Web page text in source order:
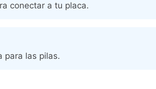
conectar a tu placa.
para las pilas.